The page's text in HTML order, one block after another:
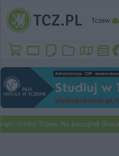
Tczew
Gminy Tczew. Na początek